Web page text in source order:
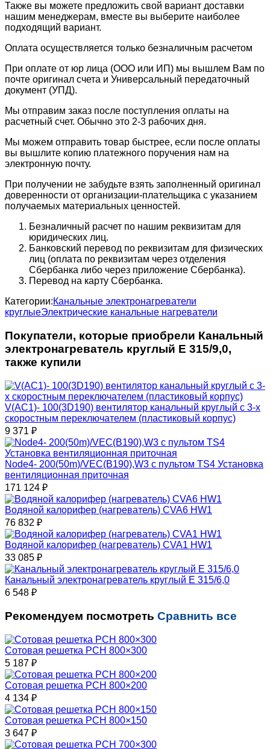
Также вы можете предложить свой вариант доставки
нашим менеджерам, вместе вы выберите наиболее
подходящий вариант.
Оплата осуществляется только безналичным расчетом
При оплате от юр лица (ООО или ИП) мы вышлем Вам по
почте оригинал счета и Универсальный передаточный
документ (УПД).
Мы отправим заказ после поступления оплаты на
расчетный счет. Обычно это 2-3 рабочих дня.
Мы можем отправить товар быстрее, если после оплаты
вы вышлите копию платежного поручения нам на
электронную почту.
При получении не забудьте взять заполненный оригинал
доверенности от организации-плательщика с указанием
получаемых материальных ценностей.
Безналичный расчет по нашим реквизитам для
юридических лиц.
Банковский перевод по реквизитам для физических
лиц (оплата по реквизитам через отделения
Сбербанка либо через приложение Сбербанка).
Перевод на карту Сбербанка.
Категории:Канальные электронагреватели
круглыеЭлектрические канальные нагреватели
Покупатели, которые приобрели Канальный
электронагреватель круглый Е 315/9,0,
также купили
V(AC1)- 100(3D190) вентилятор канальный круглый с 3-х
скоростным переключателем (пластиковый корпус)
9 371 ₽
Node4- 200(50m)/VEC(B190),W3 с пультом TS4 Установка
вентиляционная приточная
171 124 ₽
Водяной калорифер (нагреватель) CVA6 HW1
76 832 ₽
Водяной калорифер (нагреватель) CVA1 HW1
33 085 ₽
Канальный электронагреватель круглый Е 315/6,0
6 548 ₽
Рекомендуем посмотреть Сравнить все
Сотовая решетка РСН 800×300
5 187 ₽
Сотовая решетка РСН 800×200
4 134 ₽
Сотовая решетка РСН 800×150
3 647 ₽